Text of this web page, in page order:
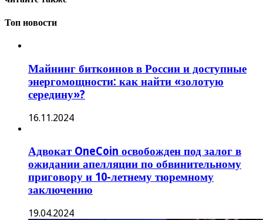
Топ новости
Майнинг биткоинов в России и доступные
энергомощности: как найти «золотую
середину»?
16.11.2024
Адвокат OneCoin освобожден под залог в
ожидании апелляции по обвинительному
приговору и 10-летнему тюремному
заключению
19.04.2024